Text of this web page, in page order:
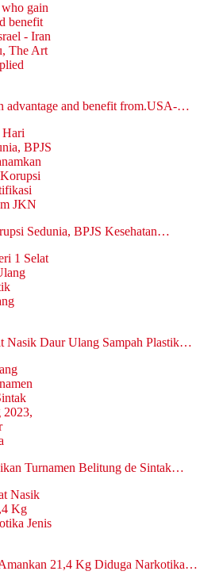
advantage and benefit from.USA-…
Sedunia, BPJS Kesehatan…
Nasik Daur Ulang Sampah Plastik…
Turnamen Belitung de Sintak…
21,4 Kg Diduga Narkotika…